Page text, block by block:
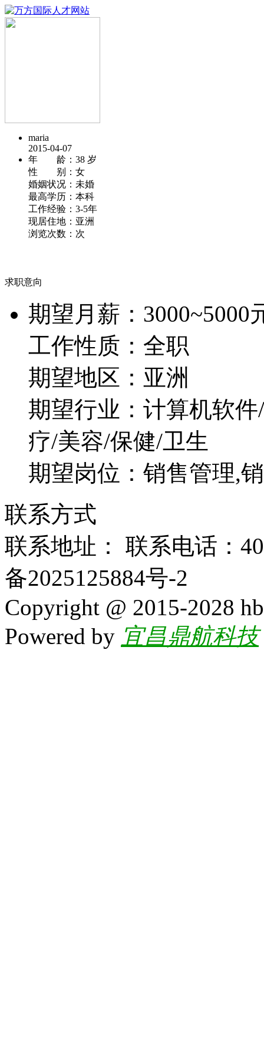
maria
2015-04-07
年 龄： 38 岁
性 别： 女
婚姻状况： 未婚
最高学历： 本科
工作经验： 3-5年
现居住地： 亚洲
浏览次数： 次
求职意向
期望月薪： 3000~5000
工作性质： 全职
期望地区： 亚洲
期望行业： 计算机软
疗/美容/保健/卫生
期望岗位： 销售管理,
联系方式
联系地址： 联系电话：
备2025125884号-2
Copyright @ 2015-2028
Powered by 宜昌鼎航科技